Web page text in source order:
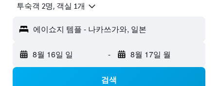
​투숙객 2​명, ​객실 1개
에이쇼지 템플 - 나카쓰가와, 일본
8월 16일 일 - 8월 17일 월
검색